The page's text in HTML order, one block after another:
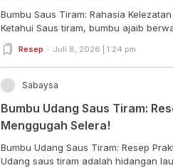
Bumbu Saus Tiram: Rahasia
Ketahui Saus tiram, bumbu ajaib
Resep Juli 8, 2026 | 1:24 pm
Sabaysa
Bumbu Udang Saus Tiram:
Menggugah Selera!
Bumbu Udang Saus Tiram: Resep
Udang saus tiram adalah hidangan